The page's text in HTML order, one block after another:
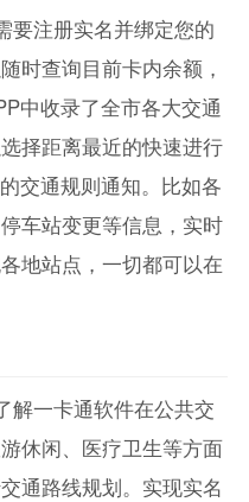
要注册实名并绑定您的
时查询目前卡内余额，
中收录了全市各大交通
择距离最近的快速进行
交通规则通知。比如各
车站变更等信息，实时
地站点，一切都可以在
解一卡通软件在公共交
休闲、医疗卫生等方面
通路线规划。实现实名